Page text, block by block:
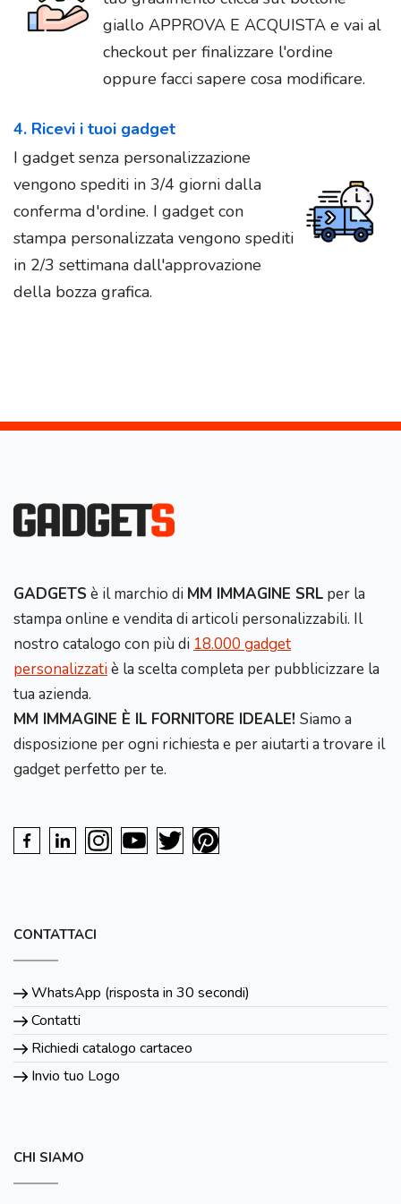
giallo APPROVA E ACQUISTA e vai al
checkout per finalizzare l'ordine
oppure facci sapere cosa modificare.
4. Ricevi i tuoi gadget
I gadget senza personalizzazione
vengono spediti in 3/4 giorni dalla
conferma d'ordine. I gadget con
stampa personalizzata vengono spediti
in 2/3 settimana dall'approvazione
della bozza grafica.
GADGETS è il marchio di MM IMMAGINE SRL per la
stampa online e vendita di articoli personalizzabili. Il
nostro catalogo con più di 18.000 gadget
personalizzatiè la scelta completa per pubblicizzare la
tua azienda.
MM IMMAGINE È IL FORNITORE IDEALE! Siamo a
disposizione per ogni richiesta e per aiutarti a trovare il
gadget perfetto per te.
CONTATTACI
WhatsApp (risposta in 30 secondi)
Contatti
Richiedi catalogo cartaceo
Invio tuo Logo
CHI SIAMO